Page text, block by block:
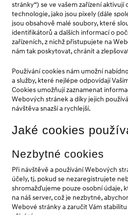
stránky“) se ve vašem zařízení aktivují
technologie, jako jsou pixely (dále
jsou obsahově malé soubory, které
identifikátorů a dalších informací o
zařízeních, z nichž přistupujete na
nám tak poskytovat, chránit a
Používání cookies nám umožní
a služby, které nejlépe odpovídají
Cookies umožňují zaznamenat
Webových stránek a díky jejich
návštěva snazší a rychlejší.
Jaké cookies
Nezbytné cookies
Při návštěvě a používání Webových
účely, tj. pokud se nezaregistrujete
shromažďujeme pouze osobní údaje,
na náš server, což je nezbytné,
Webové stránky a zaručit Vám